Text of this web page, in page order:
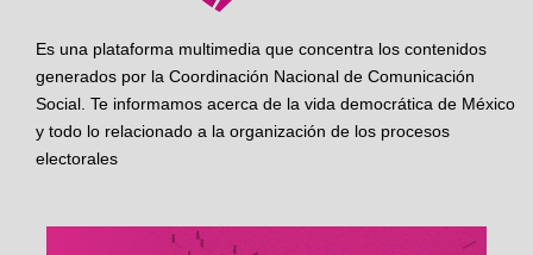
Es una plataforma multimedia que concentra los contenidos
generados por la Coordinación Nacional de Comunicación
Social. Te informamos acerca de la vida democrática de México
y todo lo relacionado a la organización de los procesos
electorales